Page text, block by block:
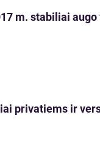
m. stabiliai
privatiems ir